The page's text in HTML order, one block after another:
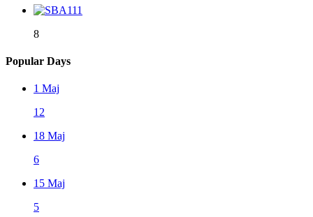
8
Popular Days
1 Maj
12
18 Maj
6
15 Maj
5